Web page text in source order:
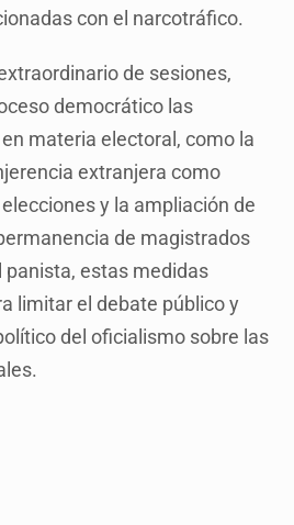
con el narcotráfico.
de sesiones,
democrático las
materia electoral, como la
extranjera como
y la ampliación de
de magistrados
panista, estas medidas
limitar el debate público y
del oficialismo sobre las